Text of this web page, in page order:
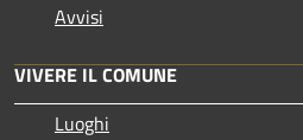
Avvisi
VIVERE IL COMUNE
Luoghi